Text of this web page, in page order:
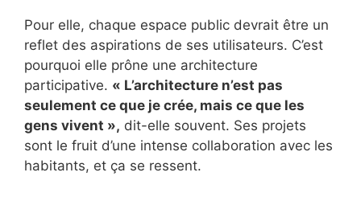
Pour elle, chaque espace public devrait être un
reflet des aspirations de ses utilisateurs. C’est
pourquoi elle prône une architecture
participative. « L’architecture n’est pas
seulement ce que je crée, mais ce que les
gens vivent », dit-elle souvent. Ses projets
sont le fruit d’une intense collaboration avec les
habitants, et ça se ressent.